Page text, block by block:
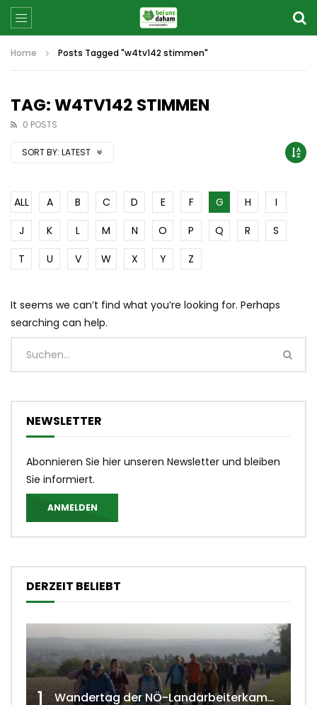
Home Posts Tagged "w4tv142 stimmen"
TAG: W4TV142 STIMMEN
0 POSTS
SORT BY: LATEST
ALL A B C D E F G H
I
J
K L M N O P Q R
S
T
U V W X Y Z
It seems we can’t find what you’re looking for. Perhaps
searching can help.
NEWSLETTER
Abonnieren Sie hier unseren Newsletter und bleiben
Sie informiert.
ANMELDEN
DERZEIT BELIEBT
1 Wandertag der NÖ-Landarbeiterkammer in Hollabrunn 2024